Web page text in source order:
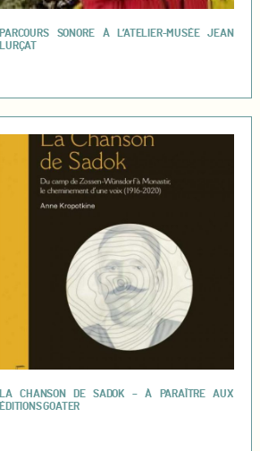
PARCOURS SONORE À L’ATELIER-MUSÉE JEAN
LURÇAT
LA CHANSON DE SADOK – À PARAÎTRE AUX
ÉDITIONS GOATER